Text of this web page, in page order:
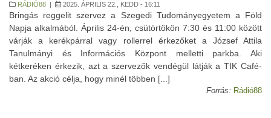
RÁDIÓ88 | 2025. ÁPRILIS 22., KEDD - 16:11
Bringás reggelit szervez a Szegedi Tudományegyetem a Föld
Napja alkalmából. Április 24-én, csütörtökön 7:30 és 11:00 között
várják a kerékpárral vagy rollerrel érkezőket a József Attila
Tanulmányi és Információs Központ melletti parkba. Aki
kétkeréken érkezik, azt a szervezők vendégül látják a TIK Café-
ban. Az akció célja, hogy minél többen [...]
Forrás: Rádió88